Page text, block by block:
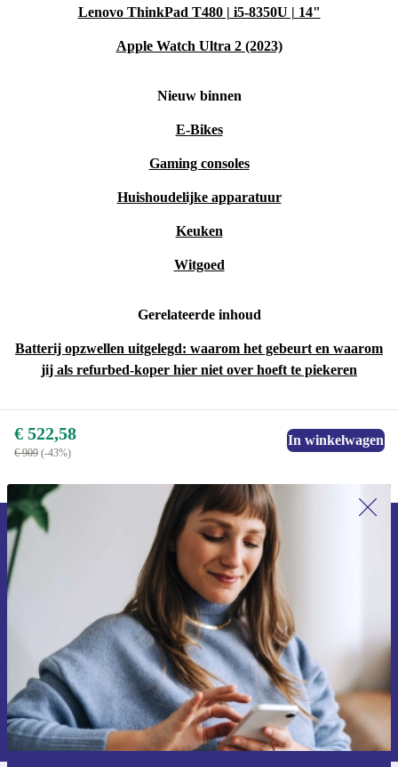
Lenovo ThinkPad T480 | i5-8350U | 14"
Apple Watch Ultra 2 (2023)
Nieuw binnen
E-Bikes
Gaming consoles
Huishoudelijke apparatuur
Keuken
Witgoed
Gerelateerde inhoud
Batterij opzwellen uitgelegd: waarom het gebeurt en waarom
jij als refurbed-koper hier niet over hoeft te piekeren
€ 522,58
€ 909 (-43%)
In winkelwagen
Meld je aan voor onze nieuwsbrief en
ontvang €15 korting!
Mis nooit meer een aanbieding.
Voucher aanvragen
Informatie over het gebruik van persoonsgegevens vind je in ons
privacybeleid.